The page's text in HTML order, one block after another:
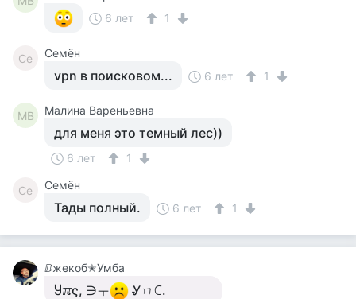
6 лет
1
Се Семён
vpn в поисковом... 6 лет 1
МВ Малина Вареньевна
для меня это темный лес))
6 лет 1
Се Семён
Тады полный. 6 лет 1
ⅅжекоб✭Умба
Ⴘℼς, ∋ㅜ Ꮍㄇℂ.